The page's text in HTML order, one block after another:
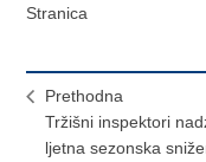
Stranica
Prethodna
Tržišni inspektori
ljetna sezonska